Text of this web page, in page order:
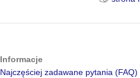
Informacje
Najczęściej zadawane pytania (FAQ)